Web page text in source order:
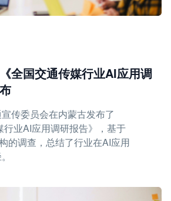
全国交通传媒行业AI应用调
传委员会在内蒙古发布了
行业AI应用调研报告》，基于
的调查，总结了行业在AI应用